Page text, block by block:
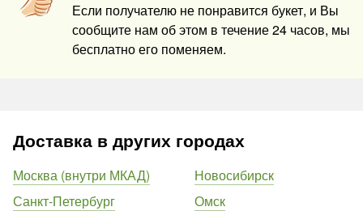
Если получателю не понравится букет, и Вы
сообщите нам об этом в течение 24 часов, мы
бесплатно его поменяем.
Доставка в других городах
Москва (внутри МКАД)
Санкт-Петербург
Новосибирск
Омск